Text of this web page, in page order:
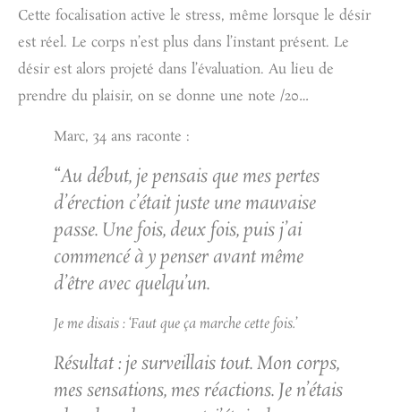
Cette focalisation active le stress, même lorsque le désir
est réel. Le corps n’est plus dans l’instant présent. Le
désir est alors projeté dans l’évaluation. Au lieu de
prendre du plaisir, on se donne une note /20…
Marc, 34 ans raconte :
“Au début, je pensais que mes pertes
d’érection c’était juste une mauvaise
passe. Une fois, deux fois, puis j’ai
commencé à y penser avant même
d’être avec quelqu’un.
Je me disais : ‘Faut que ça marche cette fois.’
Résultat : je surveillais tout. Mon corps,
mes sensations, mes réactions. Je n’étais